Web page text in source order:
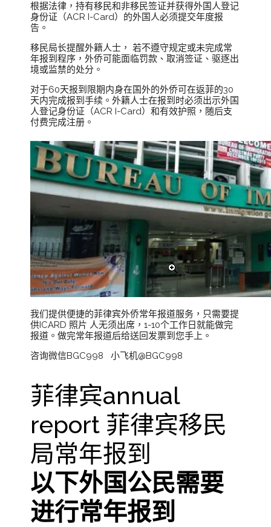
根据法律，持有移民和非移民签证并获得外国人登记
身份证（ACR I-Card）的外国人必须提交年度报
告。
移民局长提醒外籍人士， 若不遵守规定或未完成常
年报到程序，外侨可能面临罚款、取消签证、驱逐出
境或监禁的处分。
对于60天报到限期内身在国外的外侨可在返菲的30
天内完成报到手续。外籍人士在报到时必须出示外国
人登记身份证（ACR I-Card）和有效护照，随后支
付费完成注册。
我们提供便捷的菲律宾外侨常年报道服务，只需要提
供ICARD 照片 人无须出席，1-10个工作日就能做完
报道。做完常年报道后给送回发票到您手上。
咨询微信BGC998 小飞机@BGC998
菲律宾annual
report 菲律宾移民
局常年报到
以下外国公民需要
进行常年报到